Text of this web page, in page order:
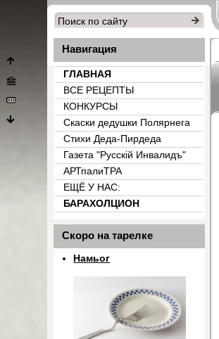
Навигация
ГЛАВНАЯ
ВСЕ РЕЦЕПТЫ
КОНКУРСЫ
Скаски дедушки Полярнега
Стихи Деда-Пирдеда
Газета "Русскiй Инвалидъ"
АРТпалиТРА
ЕЩЁ У НАС:
БАРАХОЛЦИОН
Скоро на тарелке
Намьог